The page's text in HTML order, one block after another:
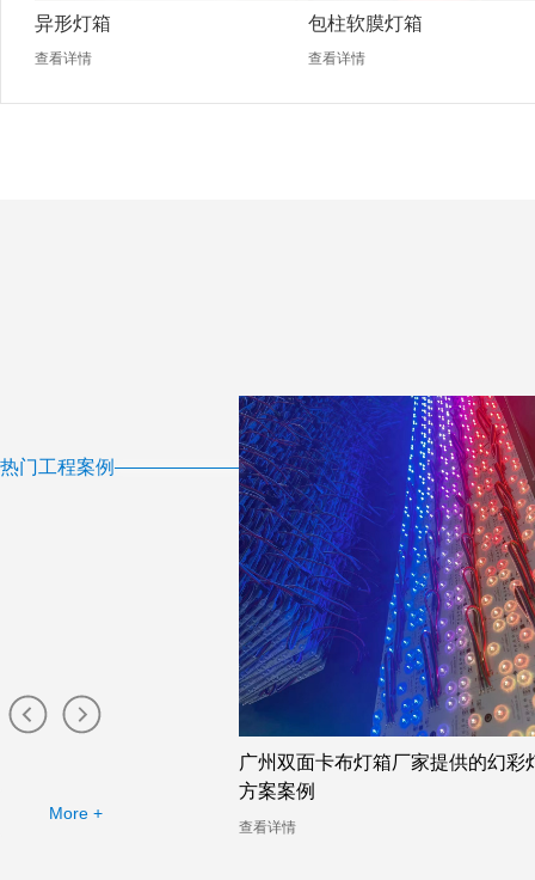
异形灯箱
查看详情
包柱软膜灯箱
查看详情
热门工程案例
More +
广州双面卡布灯箱厂家提供的幻彩
方案案例
查看详情